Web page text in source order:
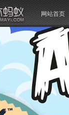
网站首页